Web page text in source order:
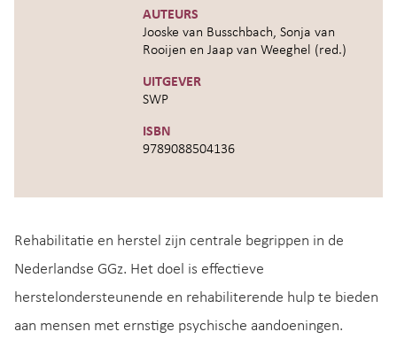
AUTEURS
Jooske van Busschbach, Sonja van
Rooijen en Jaap van Weeghel (red.)
UITGEVER
SWP
ISBN
9789088504136
Rehabilitatie en herstel zijn centrale begrippen in de
Nederlandse GGz. Het doel is effectieve
herstelondersteunende en rehabiliterende hulp te bieden
aan mensen met ernstige psychische aandoeningen.